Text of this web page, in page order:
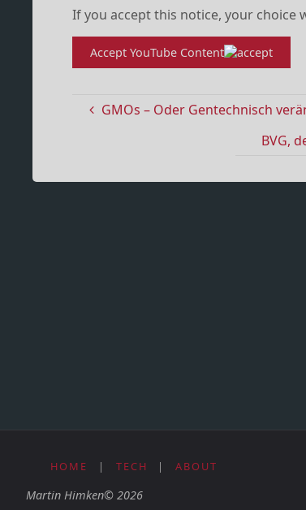
If you accept this notice, your choice
Accept YouTube Content
GMOs – Oder Gentechnisch
BVG,
HOME | TECH | ABOUT
Martin Himken© 2026